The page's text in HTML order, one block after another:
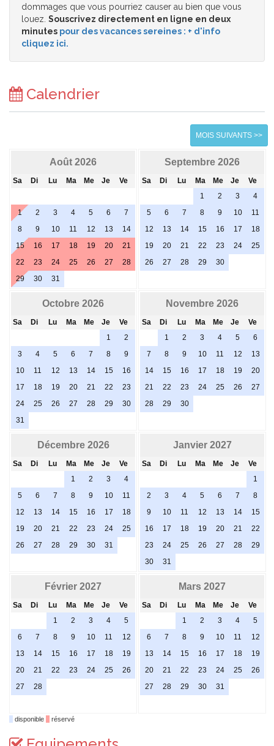
dommages que vous pourriez causer au bien que vous
louez. Souscrivez directement en ligne en deux
minutes pour des vacances sereines : + d'info
cliquez ici.
Calendrier
MOIS SUIVANTS >>
Août 2026
Sa Di Lu Ma Me Je Ve
1 2 3 4 5 6
7
8
9 10 11 12 13
14
15
16 17 18 19 20
21
22
23 24 25 26 27
28
29
30 31
Septembre 2026
Sa Di Lu Ma Me Je
Ve
1
2 3
4
5
6 7 8 9 10
11
12
13 14 15 16 17
18
19
20 21 22 23 24
25
26
27 28 29 30
Octobre 2026
Sa Di Lu Ma Me Je
Ve
1
2
3
4 5 6 7 8
9
10
11 12 13 14 15
16
17
18 19 20 21 22
23
24
25 26 27 28 29
30
31
Novembre 2026
Sa Di Lu Ma Me Je
Ve
1
2 3 4 5
6
7
8 9 10 11 12
13
14
15 16 17 18 19
20
21
22 23 24 25 26
27
28
29 30
Décembre 2026
Sa Di Lu Ma Me Je
Ve
1
2 3
4
5
6 7 8 9 10
11
12
13 14 15 16 17
18
19
20 21 22 23 24
25
26
27 28 29 30 31
Janvier 2027
Sa Di Lu Ma Me Je
Ve
1
2
3 4 5 6 7
8
9
10 11 12 13 14
15
16
17 18 19 20 21
22
23
24 25 26 27 28
29
30
31
Février 2027
Sa Di Lu Ma Me Je
Ve
1
2 3 4
5
6
7 8 9 10 11
12
13
14 15 16 17 18
19
20
21 22 23 24 25
26
27
28
Mars 2027
Sa Di Lu Ma Me Je
Ve
1
2 3 4
5
6
7 8 9 10 11
12
13
14 15 16 17 18
19
20
21 22 23 24 25
26
27
28 29 30 31
disponible réservé